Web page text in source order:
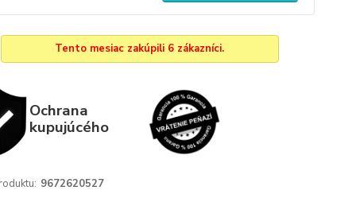
Tento mesiac zakúpili 6 zákazníci.
Ochrana
kupujúcého
9672620527